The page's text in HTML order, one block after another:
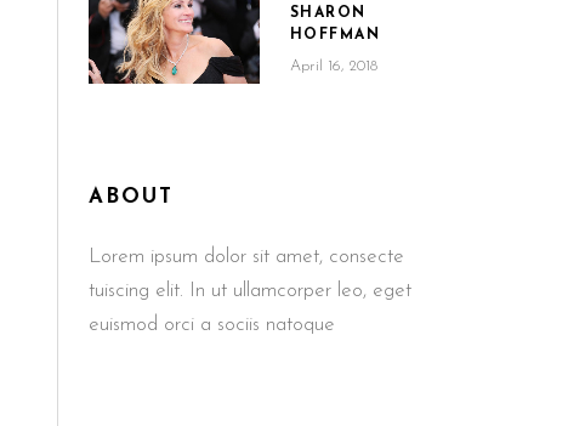
SHARON
HOFFMAN
April 16, 2018
ABOUT
Lorem ipsum dolor sit amet, consecte
tuiscing elit. In ut ullamcorper leo, eget
euismod orci a sociis natoque